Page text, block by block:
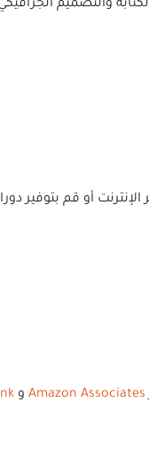
والتصميم
الإنترنت أو قم بتوفير
Amazon Associates و